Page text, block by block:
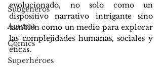
Subgéneros
Autoras
Cómics
Superhéroes
evolucionado, no solo como un
dispositivo narrativo intrigante sino
también como un medio para explorar
las complejidades humanas, sociales y
éticas.